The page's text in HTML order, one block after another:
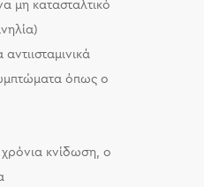
μη κατασταλτικό
αντιισταμινικά
όπως ο
κνίδωση, ο